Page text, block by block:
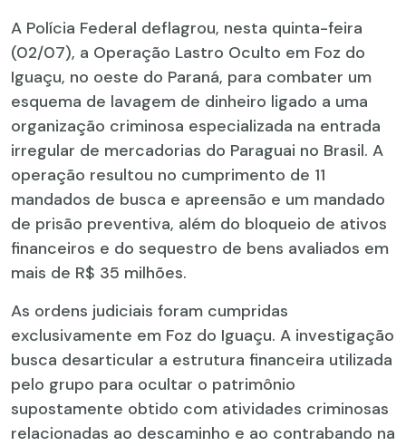
A Polícia Federal deflagrou, nesta quinta-feira
(02/07), a Operação Lastro Oculto em Foz do
Iguaçu, no oeste do Paraná, para combater um
esquema de lavagem de dinheiro ligado a uma
organização criminosa especializada na entrada
irregular de mercadorias do Paraguai no Brasil. A
operação resultou no cumprimento de 11
mandados de busca e apreensão e um mandado
de prisão preventiva, além do bloqueio de ativos
financeiros e do sequestro de bens avaliados em
mais de R$ 35 milhões.
As ordens judiciais foram cumpridas
exclusivamente em Foz do Iguaçu. A investigação
busca desarticular a estrutura financeira utilizada
pelo grupo para ocultar o patrimônio
supostamente obtido com atividades criminosas
relacionadas ao descaminho e ao contrabando na